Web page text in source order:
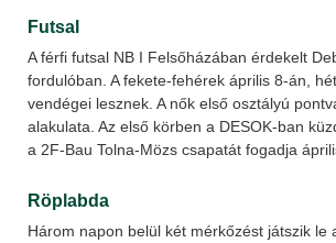
Futsal
A férfi futsal NB I Felsőházában érdekelt
fordulóban. A fekete-fehérek április 8-án,
vendégei lesznek. A nők első osztályú
alakulata. Az első körben a DESOK-ban
a 2F-Bau Tolna-Mözs csapatát fogadja
Röplabda
Három napon belül két mérkőzést játszik